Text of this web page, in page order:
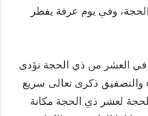
ذي الحجة من 1 إلى 9 ذي الحجة، وفي يوم عرفة يفطر
العشر من ذي الحجة تؤدى
والتصفيق ذكرى تعالى سريع
لعشر ذي الحجة مكانة